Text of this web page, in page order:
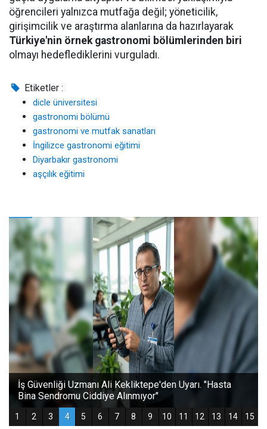
öğrencileri yalnızca mutfağa değil; yöneticilik,
girişimcilik ve araştırma alanlarına da hazırlayarak
Türkiye'nin örnek gastronomi bölümlerinden biri
olmayı hedeflediklerini vurguladı.
Etiketler :
dicle üniversitesi
gastronomi bölümü
gastronomi ve mutfak sanatları
İngilizce gastronomi eğitimi
Diyarbakır gastronomi
aşçılık eğitimi